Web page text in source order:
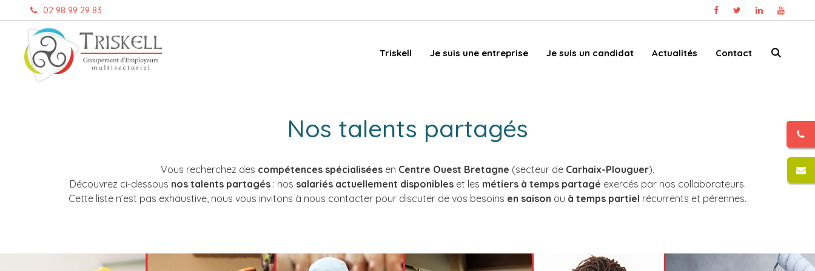
au
contenu
02 98 99 29 83
Triskell Je suis une entreprise Je suis un candidat Actualités Contact
Nos talents partagés
Vous recherchez des compétences spécialisées en Centre Ouest Bretagne (secteur de Carhaix-Plouguer).
Découvrez ci-dessous nos talents partagés: nos salariés actuellement disponibleset les métiers à temps partagé exercés par nos collaborateurs.
Cette liste n’est pas exhaustive, nous vous invitons à nous contacter pour discuter de vos besoins en saison ou à temps partiel récurrents et pérennes.